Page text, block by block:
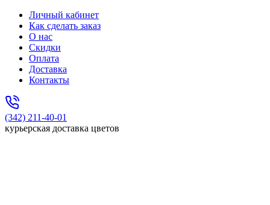
Личный кабинет
Как сделать заказ
О нас
Скидки
Оплата
Доставка
Контакты
(342) 211-40-01
курьерская доставка цветов